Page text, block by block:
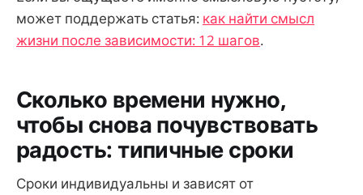
может поддержать статья: как найти смысл
жизни после зависимости: 12 шагов.
Сколько времени нужно,
чтобы снова почувствовать
радость: типичные сроки
Сроки индивидуальны и зависят от